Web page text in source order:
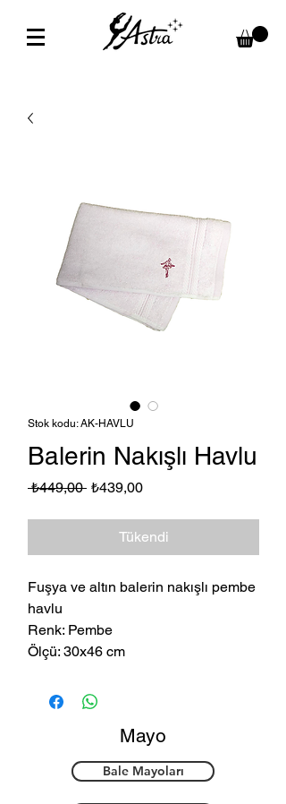
Stok kodu: AK-HAVLU
Balerin Nakışlı Havlu
₺449,00 Normal
₺439,00İndirimli
Tükendi
Fuşya ve altın balerin nakışlı pembe
havlu
Renk: Pembe
Ölçü: 30x46 cm
Mayo
Bale Mayoları